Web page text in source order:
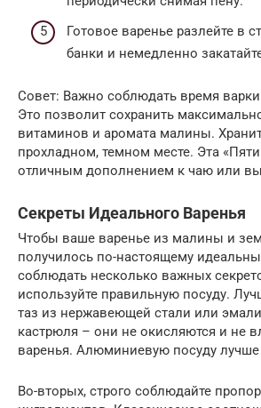
Готовое варенье разлейте в
банки и немедленно
Совет: Важно соблюдать время
Это позволит сохранить
витаминов и аромата малины.
прохладном, темном месте. Эта
отличным дополнением к чаю или
Секреты Идеального Варенья
Чтобы ваше варенье из малины и
получилось по-настоящему
соблюдать несколько важных
используйте правильную посуду.
таз из нержавеющей стали или
кастрюля – они не окисляются и не
варенья. Алюминиевую посуду лучше
Во-вторых, строго соблюдайте